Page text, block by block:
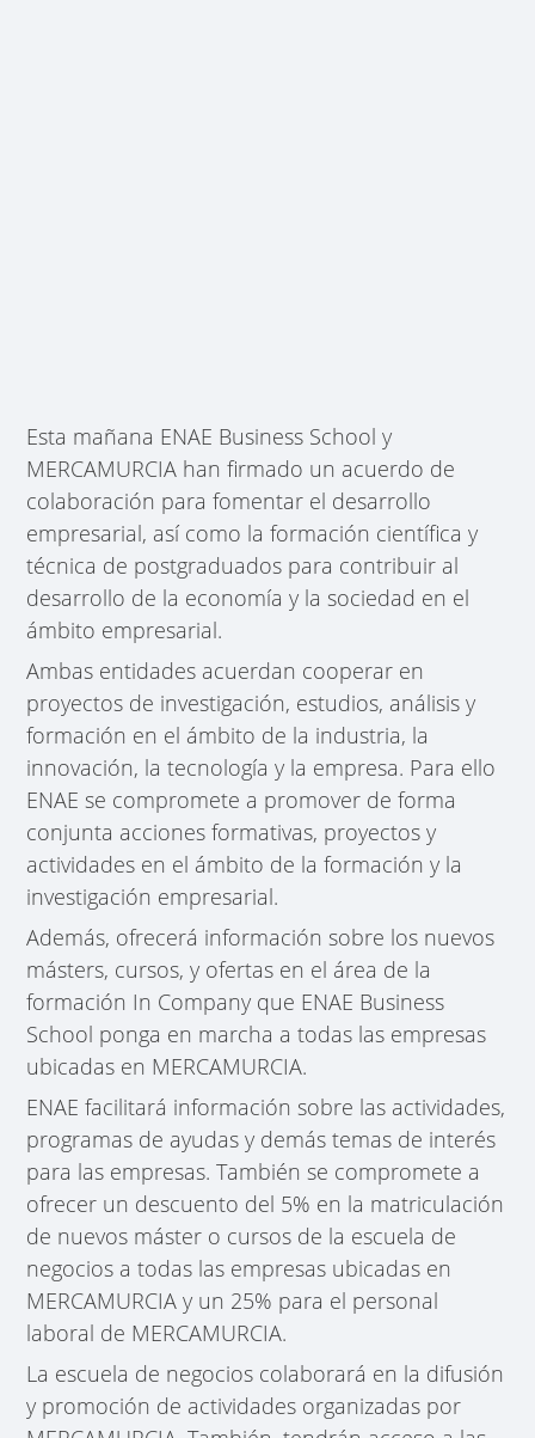
Esta mañana ENAE Business School y
MERCAMURCIA han firmado un acuerdo de
colaboración para fomentar el desarrollo
empresarial, así como la formación científica y
técnica de postgraduados para contribuir al
desarrollo de la economía y la sociedad en el
ámbito empresarial.
Ambas entidades acuerdan cooperar en
proyectos de investigación, estudios, análisis y
formación en el ámbito de la industria, la
innovación, la tecnología y la empresa. Para ello
ENAE se compromete a promover de forma
conjunta acciones formativas, proyectos y
actividades en el ámbito de la formación y la
investigación empresarial.
Además, ofrecerá información sobre los nuevos
másters, cursos, y ofertas en el área de la
formación In Company que ENAE Business
School ponga en marcha a todas las empresas
ubicadas en MERCAMURCIA.
ENAE facilitará información sobre las actividades,
programas de ayudas y demás temas de interés
para las empresas. También se compromete a
ofrecer un descuento del 5% en la matriculación
de nuevos máster o cursos de la escuela de
negocios a todas las empresas ubicadas en
MERCAMURCIA y un 25% para el personal
laboral de MERCAMURCIA.
La escuela de negocios colaborará en la difusión
y promoción de actividades organizadas por